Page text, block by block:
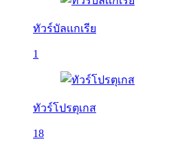
ทัวร์บัลเเกเรีย
1
ทัวร์โปรตุเกส
18